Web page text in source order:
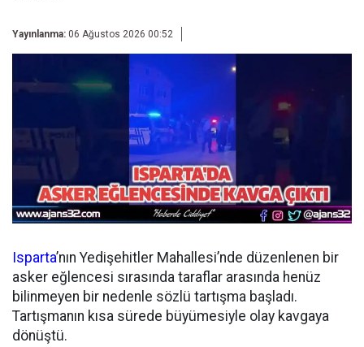
Yayınlanma: 06 Ağustos 2026 00:52
Isparta’nın Yedişehitler Mahallesi’nde düzenlenen bir
asker eğlencesi sırasında taraflar arasında henüz
bilinmeyen bir nedenle sözlü tartışma başladı.
Tartışmanın kısa sürede büyümesiyle olay kavgaya
dönüştü.